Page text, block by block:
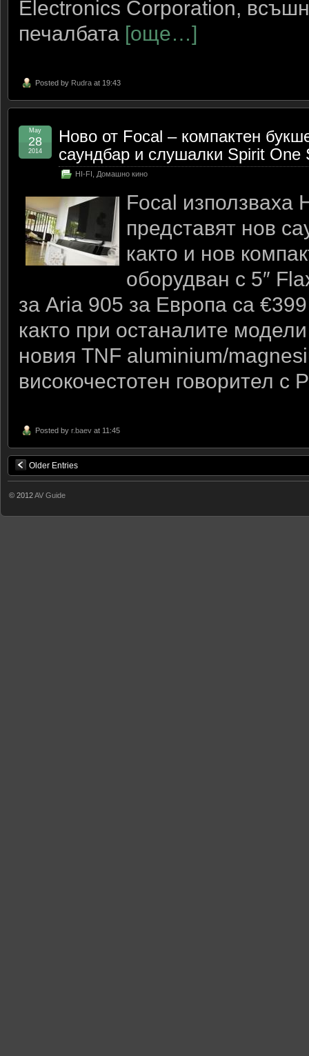
Electronics Corporation,
печалбата [още…]
Posted by Rudra at 19:43
Ново от Focal – компактен
саундбар и слушалки Spirit One
HI-FI Домашно кино
May
28
2014
Focal
представят нов
както и нов
оборудван с 5″
за Aria 905 за Европа са
както при останалите
новия TNF aluminium/
високочестотен говорител с
Posted by r.baev at 11:45
Older Entries
© 2012AV Guide